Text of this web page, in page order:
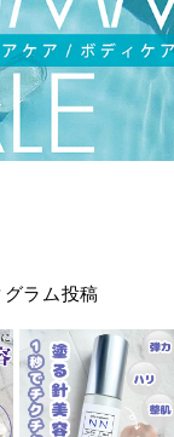
ラム投稿